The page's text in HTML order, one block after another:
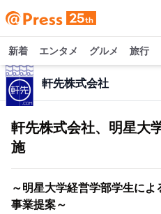
新着 エンタメ グルメ 旅行
軒先株式会社
軒先株式会社、明星大
施
～明星大学経営学部学生に
事業提案～